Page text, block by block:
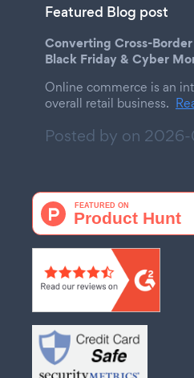
Featured Blog post
Converting Cross-
Black Friday & Cyber
Online commerce is an
overall retail business.
Posted by on